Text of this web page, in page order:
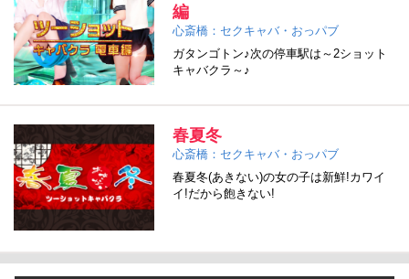
編
心斎橋：セクキャバ・おっパブ
ガタンゴトン♪次の停車駅は～2ショット
キャバクラ～♪
春夏冬
心斎橋：セクキャバ・おっパブ
春夏冬(あきない)の女の子は新鮮!カワイ
イ!だから飽きない!